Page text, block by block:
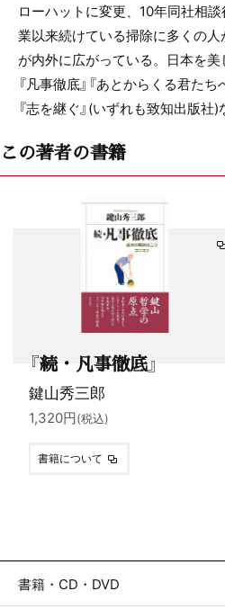
ローハットに変更、10年同社相
業以来続けている掃除に多くの
が内外に広がっている。日本を
『凡事徹底』『あとからくる君た
『志を継ぐ』(いずれも致知出版社)
この著者の書籍
『続・凡事徹底』
鍵山秀三郎
1,320円(税込)
書籍について
書籍・CD・DVD